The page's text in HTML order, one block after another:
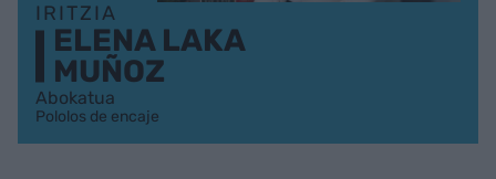
IRITZIA
ELENA LAKA
MUÑOZ
Abokatua
Pololos de encaje